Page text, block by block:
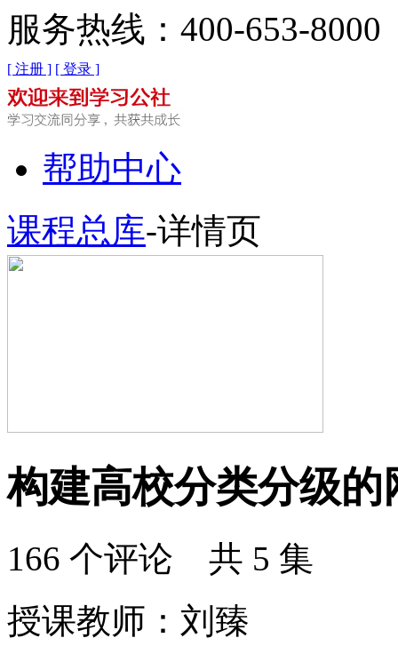
服务热线：400-653-8000
[ 注册 ] [ 登录 ]
帮助中心
课程总库-详情页
构建高校分类分级
166 个评论 共 5 集
授课教师：刘臻